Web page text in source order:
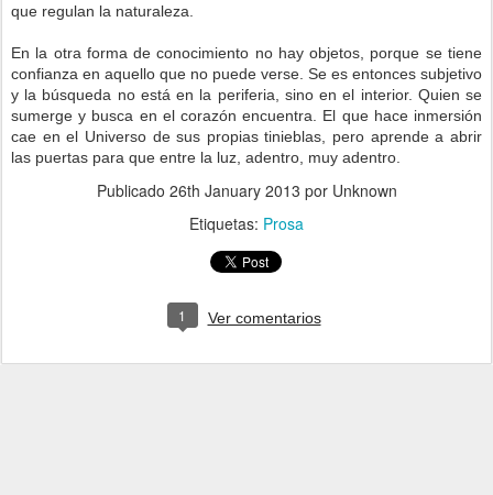
que regulan la naturaleza.
En la otra forma de conocimiento no hay objetos, porque se tiene
confianza en aquello que no puede verse. Se es entonces subjetivo
y la búsqueda no está en la periferia, sino en el interior. Quien se
sumerge y busca en el corazón encuentra. El que hace inmersión
cae en el Universo de sus propias tinieblas, pero aprende a abrir
las puertas para que entre la luz, adentro, muy adentro.
Publicado 26th January 2013 por Unknown
Etiquetas: Prosa
1 Ver comentarios